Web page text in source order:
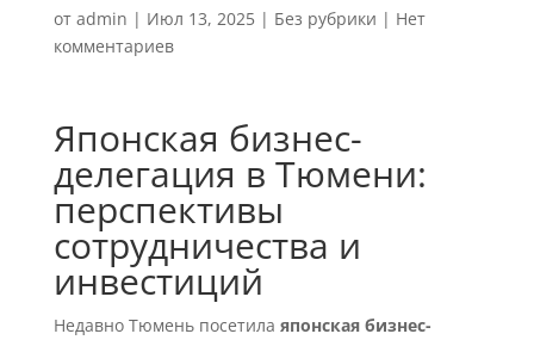
от admin | Июл 13, 2025| Без рубрики | Нет
комментариев
Японская бизнес-
делегация в Тюмени:
перспективы
сотрудничества и
инвестиций
Недавно Тюмень посетила японская бизнес-